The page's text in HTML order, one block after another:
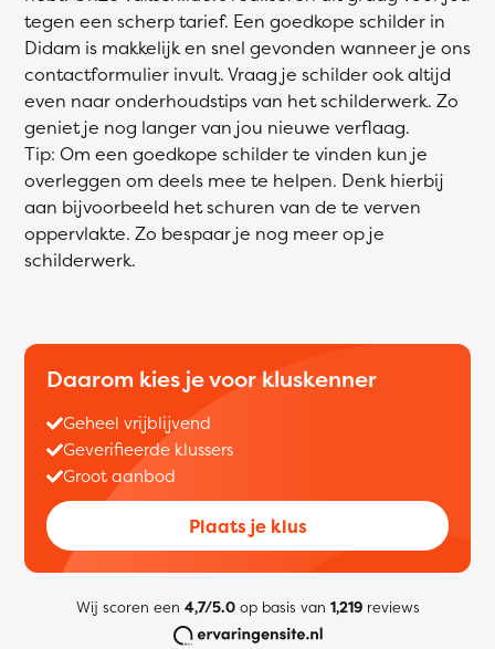
tegen een scherp tarief. Een goedkope schilder in
Didam is makkelijk en snel gevonden wanneer je ons
contactformulier invult. Vraag je schilder ook altijd
even naar onderhoudstips van het schilderwerk. Zo
geniet je nog langer van jou nieuwe verflaag.
Tip: Om een goedkope schilder te vinden kun je
overleggen om deels mee te helpen. Denk hierbij
aan bijvoorbeeld het schuren van de te verven
oppervlakte. Zo bespaar je nog meer op je
schilderwerk.
Daarom kies je voor kluskenner
Geheel vrijblijvend
Geverifieerde klussers
Groot aanbod
Plaats je klus
Wij scoren een 4,7/5.0op basis van 1,219reviews